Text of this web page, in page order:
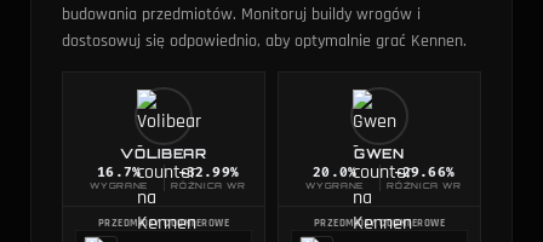
budowania przedmiotów. Monitoruj buildy wrogów i
dostosowuj się odpowiednio, aby optymalnie grać Kennen.
VOLIBEAR
16.7%
WYGRANE
-32.99%
RÓŻNICA WR
PRZEDMIOTY COUNTEROWE
GWEN
20.0%
WYGRANE
-29.66%
RÓŻNICA WR
PRZEDMIOTY COUNTEROWE